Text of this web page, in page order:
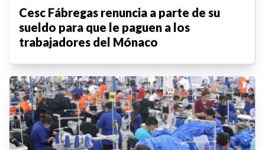
Cesc Fábregas renuncia a parte de su
sueldo para que le paguen a los
trabajadores del Mónaco